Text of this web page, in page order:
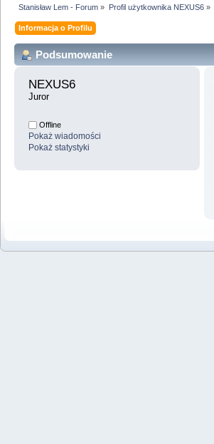
Stanisław Lem - Forum » Profil użytkownika NEXUS6»
Informacja o Profilu
Podsumowanie
NEXUS6
Juror
Offline
Pokaż wiadomości
Pokaż statystyki